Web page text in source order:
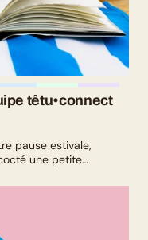
têtu•connect
pause estivale,
!